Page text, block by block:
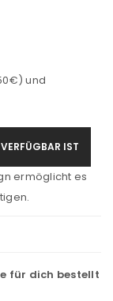
und
IST
ermöglicht es
für dich bestellt